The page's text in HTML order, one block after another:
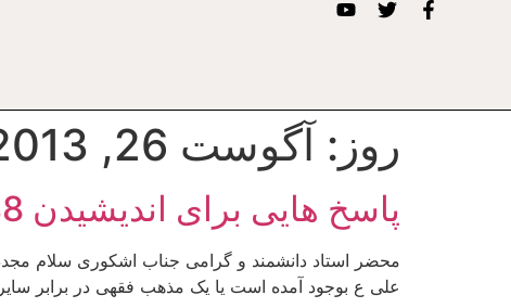
روز: آگوست 26, 2013
پاسخ هایی برای اندیشیدن 48-شیعه پدیده ای سیاسی یا عرفانی؟
محضر استاد دانشمند و گرامی جناب اشکوری سلام
علی ع بوجود آمده است یا یک مذهب فقهی در برابر